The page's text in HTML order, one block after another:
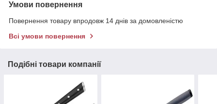
Умови повернення
Повернення товару впродовж 14 днів за домовленістю
Всі умови повернення
Подібні товари компанії